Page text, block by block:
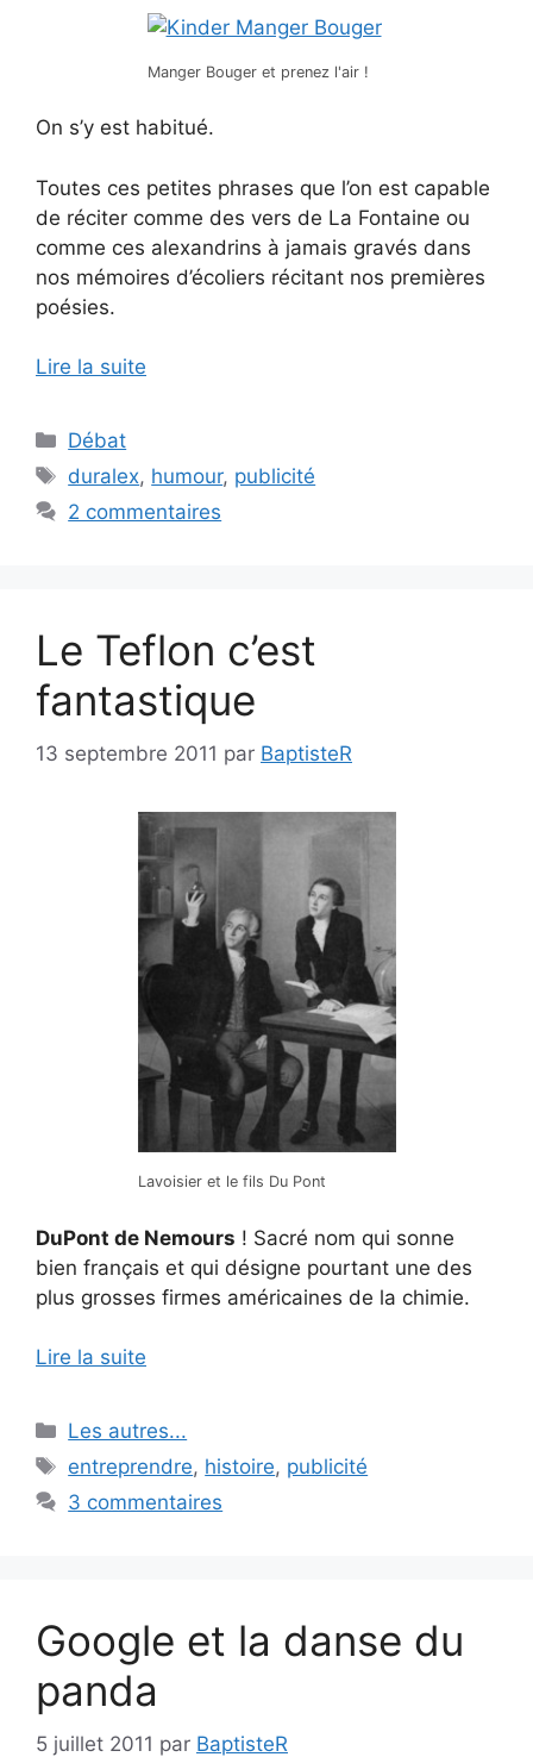
Manger Bouger et prenez l'air !
On s’y est habitué.
Toutes ces petites phrases que l’on est capable
de réciter comme des vers de La Fontaine ou
comme ces alexandrins à jamais gravés dans
nos mémoires d’écoliers récitant nos premières
poésies.
Lire la suite
Catégories
Débat
Étiquettes
duralex, humour, publicité
2 commentaires
Le Teflon c’est
fantastique
13 septembre 2011 par BaptisteR
Lavoisier et le fils Du Pont
DuPont de Nemours ! Sacré nom qui sonne
bien français et qui désigne pourtant une des
plus grosses firmes américaines de la chimie.
Lire la suite
Catégories
Les autres...
Étiquettes
entreprendre, histoire, publicité
3 commentaires
Google et la danse du
panda
5 juillet 2011 par BaptisteR